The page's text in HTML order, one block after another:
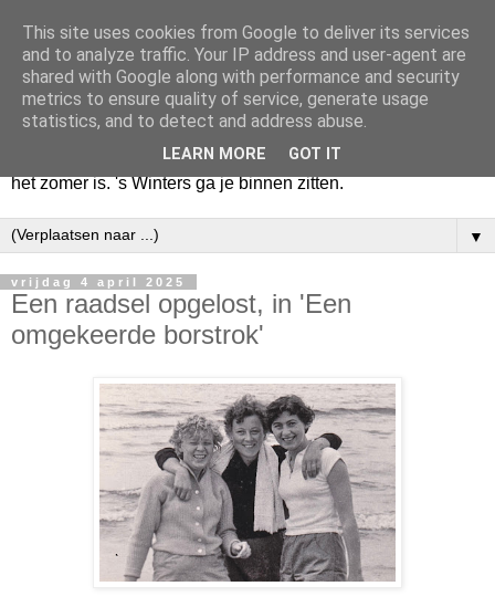
Huize Zeezicht
Als het lente is, lees ik een krant op een terras en drink een
latte uit een glas. Of om het even een boek met een
cappuccino of een dubbele espresso. Maar dat kan ook als
het zomer is. 's Winters ga je binnen zitten.
▼
vrijdag 4 april 2025
Een raadsel opgelost, in 'Een
omgekeerde borstrok'
This site uses cookies from Google to deliver its services
and to analyze traffic. Your IP address and user-agent are
shared with Google along with performance and security
metrics to ensure quality of service, generate usage
statistics, and to detect and address abuse.
LEARN MORE GOT IT